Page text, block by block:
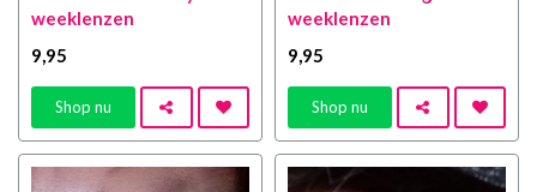
weeklenzen
9,95
Shop nu
weeklenzen
9,95
Shop nu